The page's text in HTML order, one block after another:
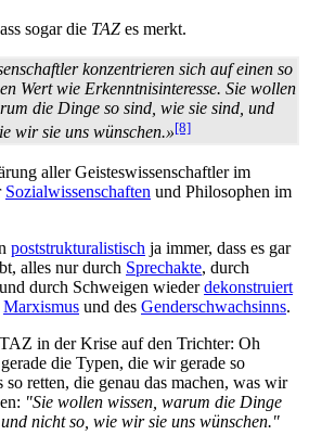
sogar die TAZ es merkt.
konzentrieren sich auf einen so
Wert wie Erkenntnis­interesse. Sie wollen
die Dinge so sind, wie sie sind, und
wir sie uns wünschen.»[8]
aller Geistes­wissen­schaftler im
Sozialwissenschaften und Philosophen im
post­strukturalistisch ja immer, dass es gar
alles nur durch Sprechakte, durch
und durch Schweigen wiederdekonstruiert
Marxismus und des Gender­schwachsinns.
in der Krise auf den Trichter: Oh
die Typen, die wir gerade so
so retten, die genau das machen, was wir
"Sie wollen wissen, warum die Dinge
nicht so, wie wir sie uns wünschen."